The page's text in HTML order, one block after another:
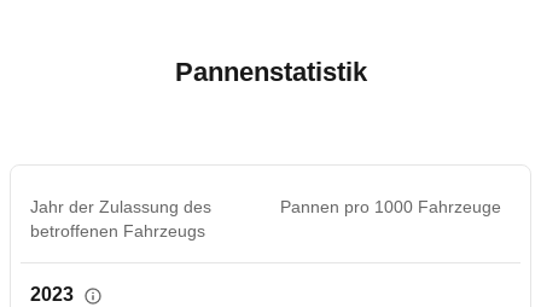
Pannenstatistik
Jahr der Zulassung des
betroffenen Fahrzeugs
Pannen pro 1000 Fahrzeuge
2023